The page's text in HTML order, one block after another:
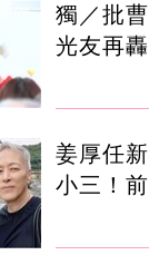
獨／批
光友再
姜厚任
小三！